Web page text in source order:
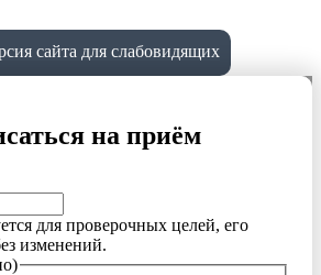
сайта для слабовидящих
на приём
для проверочных целей, его
изменений.